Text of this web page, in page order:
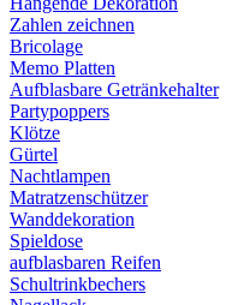
Zahlen zeichnen
Bricolage
Memo Platten
Aufblasbare Getränkehalter
Partypoppers
Klötze
Gürtel
Nachtlampen
Matratzenschützer
Wanddekoration
Spieldose
aufblasbaren Reifen
Schultrinkbechers